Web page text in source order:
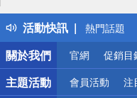
活動快訊
得獎公告
熱門話題
銀行優惠
偏遠地區配
詐騙網頁
關於我們
官網 促銷目
主題活動 會員活動 注